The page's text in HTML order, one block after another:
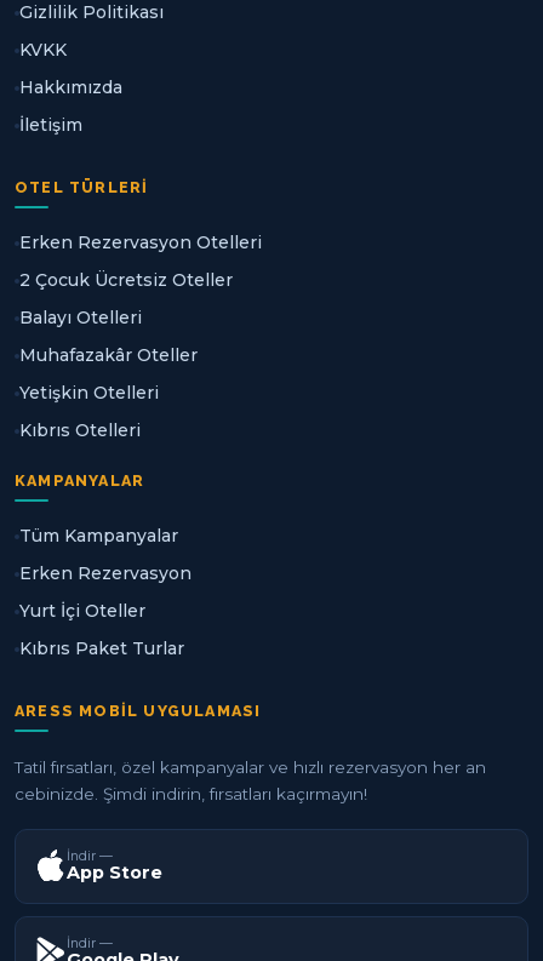
Gizlilik Politikası
KVKK
Hakkımızda
İletişim
OTEL TÜRLERI
Erken Rezervasyon Otelleri
2 Çocuk Ücretsiz Oteller
Balayı Otelleri
Muhafazakâr Oteller
Yetişkin Otelleri
Kıbrıs Otelleri
KAMPANYALAR
Tüm Kampanyalar
Erken Rezervasyon
Yurt İçi Oteller
Kıbrıs Paket Turlar
ARESS MOBIL UYGULAMASI
Tatil fırsatları, özel kampanyalar ve hızlı rezervasyon her an
cebinizde. Şimdi indirin, fırsatları kaçırmayın!
İndir —
App Store
İndir —